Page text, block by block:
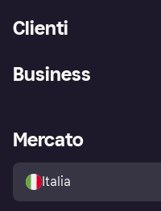
Clienti
Esplora i negozi
Politica di protezione
dell'acquirente Klarna
Business
Accesso aziende
Mercato
Italia